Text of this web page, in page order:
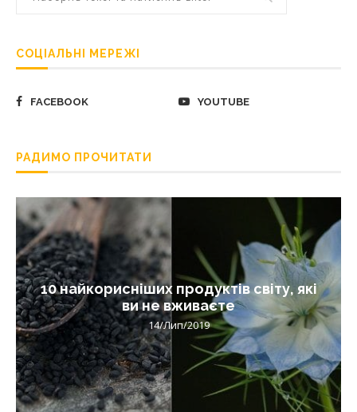
СОЦІАЛЬНІ МЕРЕЖІ
FACEBOOK YOUTUBE
РАДИМО ПРОЧИТАТИ
10 найкорисніших продуктів світу, які
ви не вживаєте
14/Лип/2019